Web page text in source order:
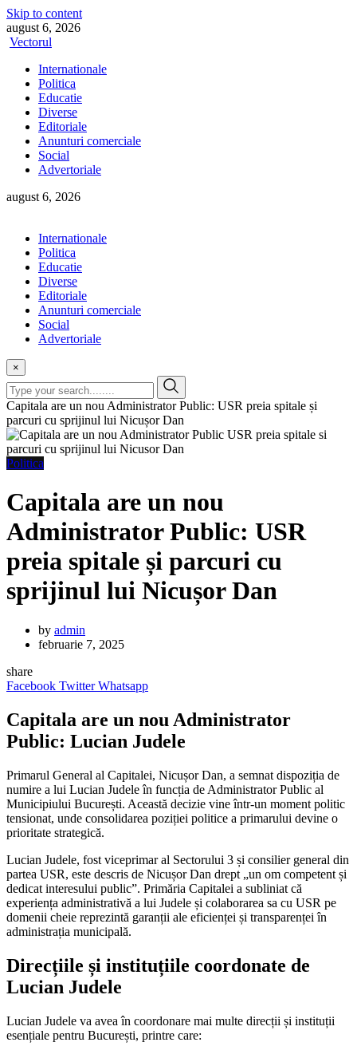
Skip to content
august 6, 2026
Vectorul
Internationale
Politica
Educatie
Diverse
Editoriale
Anunturi comerciale
Social
Advertoriale
august 6, 2026
Internationale
Politica
Educatie
Diverse
Editoriale
Anunturi comerciale
Social
Advertoriale
×
Capitala are un nou Administrator Public: USR preia spitale și
parcuri cu sprijinul lui Nicușor Dan
Politica
Capitala are un nou
Administrator Public: USR
preia spitale și parcuri cu
sprijinul lui Nicușor Dan
by admin
februarie 7, 2025
share
Facebook Twitter Whatsapp
Capitala are un nou Administrator
Public: Lucian Judele
Primarul General al Capitalei, Nicușor Dan, a semnat dispoziția de
numire a lui Lucian Judele în funcția de Administrator Public al
Municipiului București. Această decizie vine într-un moment politic
tensionat, unde consolidarea poziției politice a primarului devine o
prioritate strategică.
Lucian Judele, fost viceprimar al Sectorului 3 și consilier general din
partea USR, este descris de Nicușor Dan drept „un om competent și
dedicat interesului public”. Primăria Capitalei a subliniat că
experiența administrativă a lui Judele și colaborarea sa cu USR pe
domenii cheie reprezintă garanții ale eficienței și transparenței în
administrația municipală.
Direcțiile și instituțiile coordonate de
Lucian Judele
Lucian Judele va avea în coordonare mai multe direcții și instituții
esențiale pentru București, printre care: